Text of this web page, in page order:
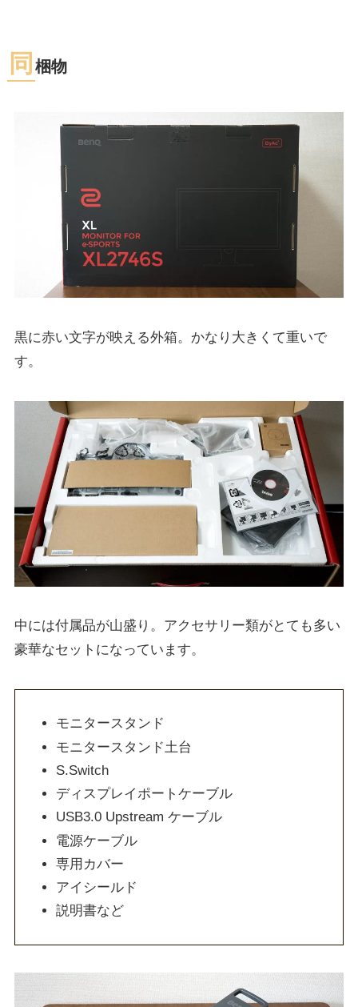
同 梱物
黒に赤い文字が映える外箱。かなり大きくて重いで
す。
中には付属品が山盛り。アクセサリー類がとても多い
豪華なセットになっています。
モニタースタンド
モニタースタンド土台
S.Switch
ディスプレイポートケーブル
USB3.0 Upstream ケーブル
電源ケーブル
専用カバー
アイシールド
説明書など